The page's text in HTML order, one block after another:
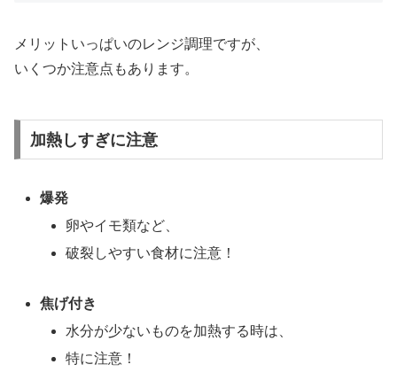
メリットいっぱいのレンジ調理ですが、
いくつか注意点もあります。
加熱しすぎに注意
爆発
卵やイモ類など、
破裂しやすい食材に注意！
焦げ付き
水分が少ないものを加熱する時は、
特に注意！